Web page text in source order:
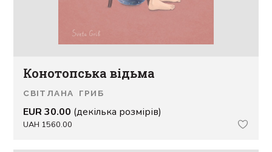
Конотопська відьма
СВІТЛАНА ГРИБ
EUR 30.00 (декілька розмірів)
UAH 1560.00